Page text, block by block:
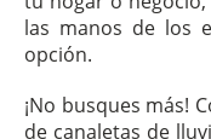
las manos de los
opción.
¡No busques más!
de canaletas de